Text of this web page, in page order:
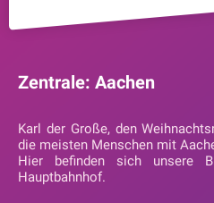
Zentrale: Aachen
Karl der Große, den
die meisten Menschen mit
Hier befinden sich unsere
Hauptbahnhof.